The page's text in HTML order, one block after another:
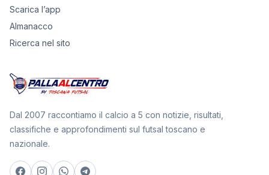
Scarica l’app
Almanacco
Ricerca nel sito
Dal 2007 raccontiamo il calcio a 5 con notizie, risultati,
classifiche e approfondimenti sul futsal toscano e
nazionale.